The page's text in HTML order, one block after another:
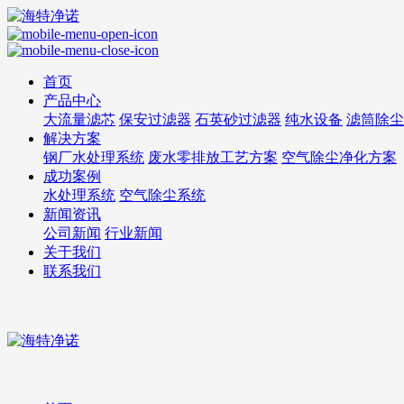
首页
产品中心
大流量滤芯 保安过滤器 石英砂过滤器 纯水设备 滤筒除
解决方案
钢厂水处理系统 废水零排放工艺方案 空气除尘净化方案
成功案例
水处理系统 空气除尘系统
新闻资讯
公司新闻 行业新闻
关于我们
联系我们